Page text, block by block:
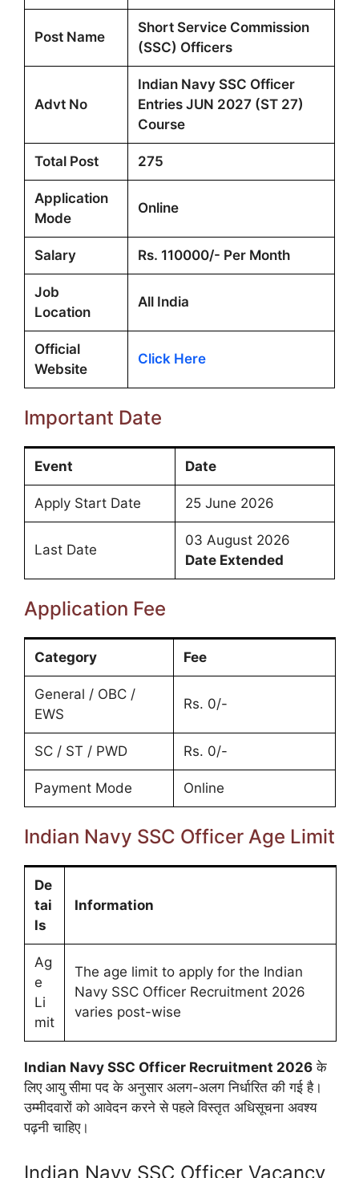
Post Name
Short Service Commission
(SSC) Officers
Advt No
Indian Navy SSC Officer
Entries JUN 2027 (ST 27)
Course
Total Post 275
Application
Mode
Online
Salary Rs. 110000/- Per Month
Job
Location
All India
Official
Website
Click Here
Important Date
Event Date
Apply Start Date 25 June 2026
Last Date
03 August 2026
Date Extended
Application Fee
Category Fee
General / OBC /
EWS
Rs. 0/-
SC / ST / PWD Rs. 0/-
Payment Mode Online
Indian Navy SSC Officer Age Limit
De
tai
ls
Information
Ag
e
Li
mit
The age limit to apply for the Indian
Navy SSC Officer Recruitment 2026
varies post-wise
Indian Navy SSC Officer Recruitment 2026 के
लिए आयु सीमा पद के अनुसार अलग-अलग निर्धारित की गई है।
उम्मीदवारों को आवेदन करने से पहले विस्तृत अधिसूचना अवश्य
पढ़नी चाहिए।
Indian Navy SSC Officer Vacancy